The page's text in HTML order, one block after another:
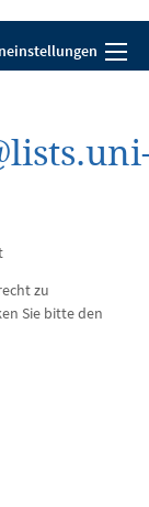
zu
Sie bitte den